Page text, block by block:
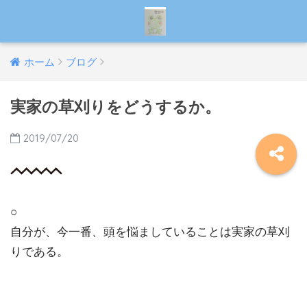
ホーム ブログ
実家の草刈りをどうするか。
2019/07/20
○
自分が、今一番、頭を悩ましていることは実家の草刈
りである。